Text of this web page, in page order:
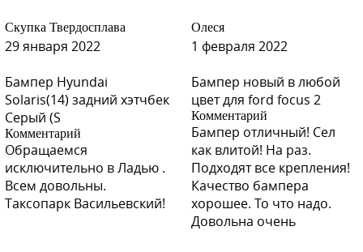
Скупка Твердосплава
29 января 2022
Бампер Hyundai
Solaris(14) задний хэтчбек
Серый (S
Комментарий
Обращаемся
исключительно в Ладью .
Всем довольны.
Таксопарк Васильевский!
Олеся
1 февраля 2022
Бампер новый в любой
цвет для ford focus 2
Комментарий
Бампер отличный! Сел
как влитой! На раз.
Подходят все крепления!
Качество бампера
хорошее. То что надо.
Довольна очень